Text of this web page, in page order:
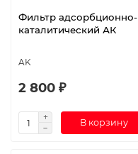
Фильтр адсорбционно-
каталитический АК
AK
2 800 ₽
В корзину